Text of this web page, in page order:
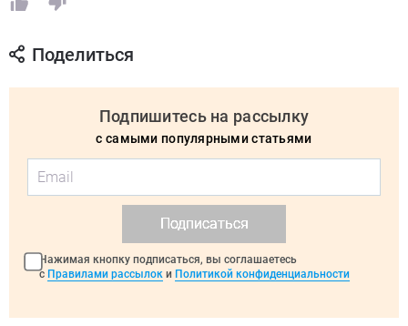
Поделиться
Подпишитесь на рассылку
с самыми популярными статьями
Подписаться
Нажимая кнопку подписаться, вы соглашаетесь
с Правилами рассылок и Политикой конфиденциальности